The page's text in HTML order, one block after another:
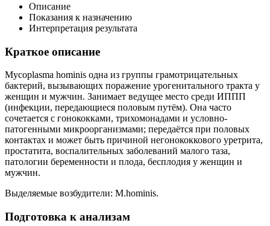
Описание
Показания к назначению
Интерпретация результата
Краткое описание
Mycoplasma hominis одна из группы грамотрицательных
бактерий, вызывающих поражение урогенитального тракта у
женщин и мужчин. Занимает ведущее место среди ИППП
(инфекции, передающиеся половым путём). Она часто
сочетается с гонококками, трихомонадами и условно-
патогенными микроорганизмами; передаётся при половых
контактах и может быть причиной негонококкового уретрита,
простатита, воспалительных заболеваний малого таза,
патологии беременности и плода, бесплодия у женщин и
мужчин.
Выделяемые возбудители: M.hominis.
Подготовка к анализам